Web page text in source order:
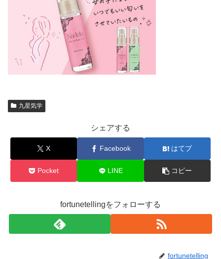
九星気学
シェアする
X Facebook はてブ
Pocket LINE コピー
fortunetellingをフォローする
fortunetelling